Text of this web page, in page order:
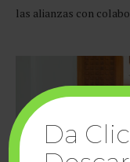
las alianzas con
Da